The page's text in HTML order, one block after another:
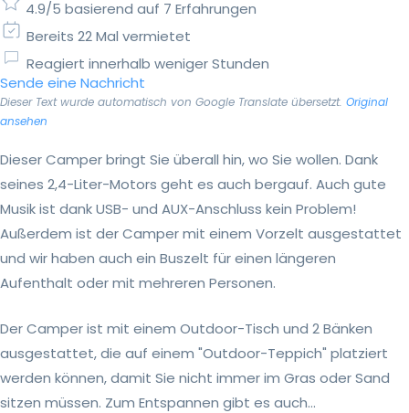
4.9/5 basierend auf 7 Erfahrungen
Bereits 22 Mal vermietet
Reagiert innerhalb weniger Stunden
Sende eine Nachricht
Dieser Text wurde automatisch von Google Translate übersetzt. Original
ansehen
Dieser Camper bringt Sie überall hin, wo Sie wollen. Dank
seines 2,4-Liter-Motors geht es auch bergauf. Auch gute
Musik ist dank USB- und AUX-Anschluss kein Problem!
Außerdem ist der Camper mit einem Vorzelt ausgestattet
und wir haben auch ein Buszelt für einen längeren
Aufenthalt oder mit mehreren Personen.
Der Camper ist mit einem Outdoor-Tisch und 2 Bänken
ausgestattet, die auf einem "Outdoor-Teppich" platziert
werden können, damit Sie nicht immer im Gras oder Sand
sitzen müssen. Zum Entspannen gibt es auch...